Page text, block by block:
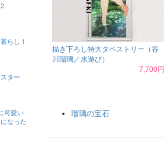
描き下ろし特大タペストリー（谷
川瑠璃／水遊び）
7,700円
瑠璃の宝石
らし！
ター
可愛い
なった